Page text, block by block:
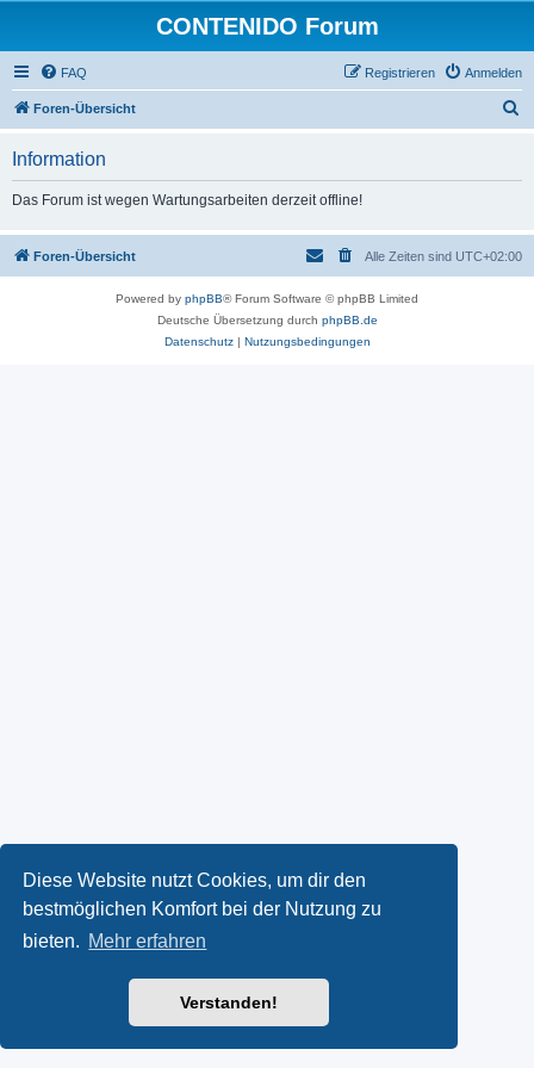
Diese Website nutzt Cookies, um dir den
bestmöglichen Komfort bei der Nutzung zu
bieten. Mehr erfahren
Verstanden!
CONTENIDO Forum
FAQ Anmelden
Registrieren
Foren-Übersicht
Information
Das Forum ist wegen Wartungsarbeiten derzeit offline!
Foren-Übersicht Alle Zeiten sind UTC+02:00
Powered by phpBB® Forum Software © phpBB Limited
Deutsche Übersetzung durch phpBB.de
Datenschutz| Nutzungsbedingungen